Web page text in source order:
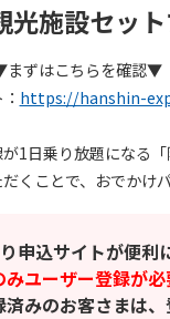
光施設セッ
ずはこちらを確認▼
https://hanshin-
1日乗り放題になる「
くことで、おでかけ
申込サイトが便利
ユーザー登録が必
みのお客さまは